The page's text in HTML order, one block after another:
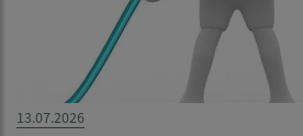
13.07.2026